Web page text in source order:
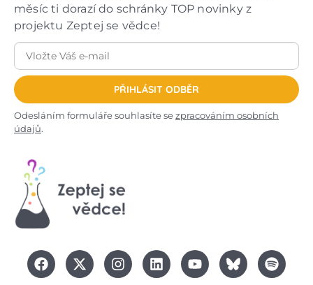
měsíc ti dorazí do schránky TOP novinky z
projektu Zeptej se vědce!
PŘIHLÁSIT ODBĚR
Odesláním formuláře souhlasíte sezpracováním osobních
údajů.